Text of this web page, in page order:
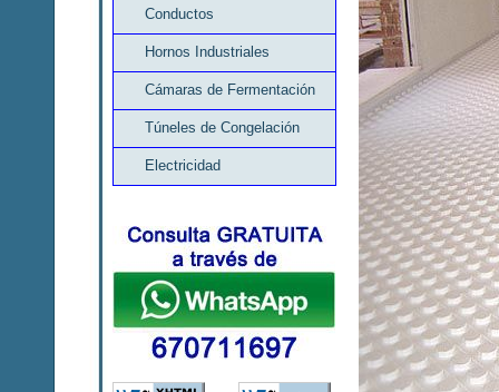
Conductos
Hornos Industriales
Cámaras de Fermentación
Túneles de Congelación
Electricidad